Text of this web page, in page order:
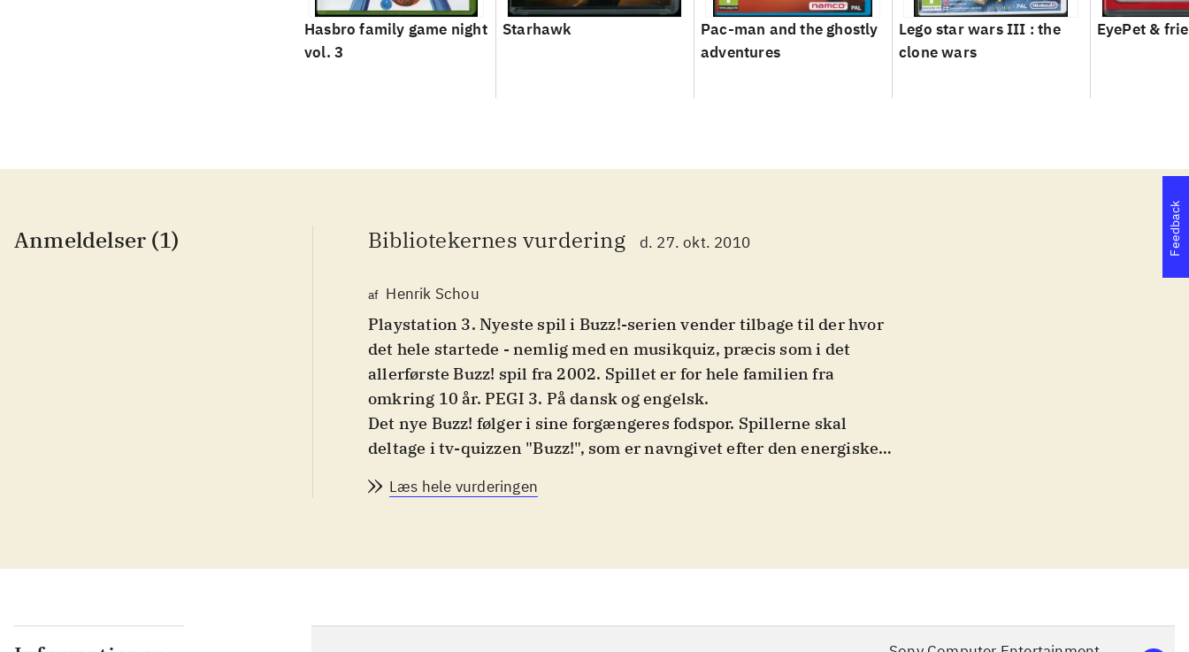
Hasbro family game night
vol. 3
Starhawk
Pac-man and the ghostly
adventures
Lego star wars III : the
clone wars
EyePet &
Anmeldelser (1) Bibliotekernes vurdering d. 27. okt. 2010
af Henrik Schou
Playstation 3. Nyeste spil i Buzz!-serien vender tilbage til der hvor
det hele startede - nemlig med en musikquiz, præcis som i det
allerførste Buzz! spil fra 2002. Spillet er for hele familien fra
omkring 10 år. PEGI 3. På dansk og engelsk.
Det nye Buzz! følger i sine forgængeres fodspor. Spillerne skal
deltage i tv-quizzen "Buzz!", som er navngivet efter den energiske
klassiske buzzere eller som noget helt nyt ved hjælp af et
Spørgsmålene i spillet spænder vidt og bredt - dog handler de alle
albumtitler og så videre og da spørgsmålene dækker over både nye
og gamle bands, kan hele familien være med. Flere af spørgsmålene
Læs hele vurderingen
Feedback